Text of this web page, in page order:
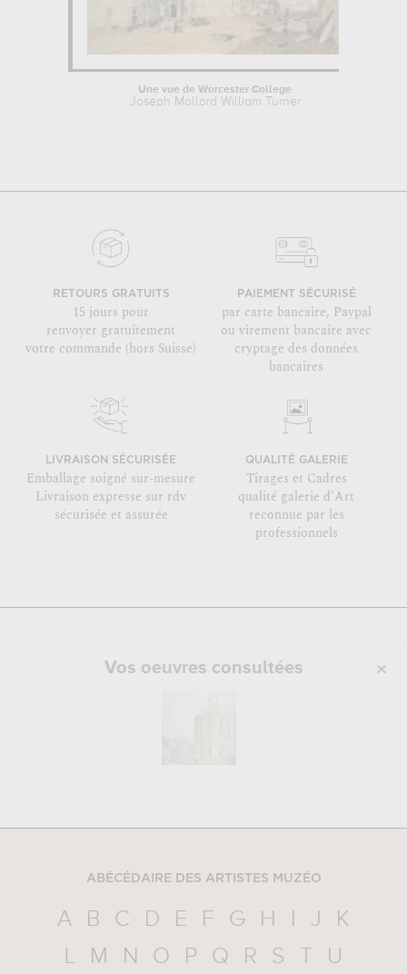
Une vue de Worcester College
Joseph Mallord William Turner
RETOURS GRATUITS
15 jours pour
renvoyer gratuitement
votre commande (hors Suisse)
PAIEMENT SÉCURISÉ
par carte bancaire, Paypal
ou virement bancaire avec
cryptage des données
bancaires
LIVRAISON SÉCURISÉE
Emballage soigné sur-mesure
Livraison expresse sur rdv
sécurisée et assurée
QUALITÉ GALERIE
Tirages et Cadres
qualité galerie d'Art
reconnue par les
professionnels
Vos oeuvres consultées
ABÉCÉDAIRE DES ARTISTES MUZÉO
A B C D E F G H I J
K
L
M N O P Q R S T
U